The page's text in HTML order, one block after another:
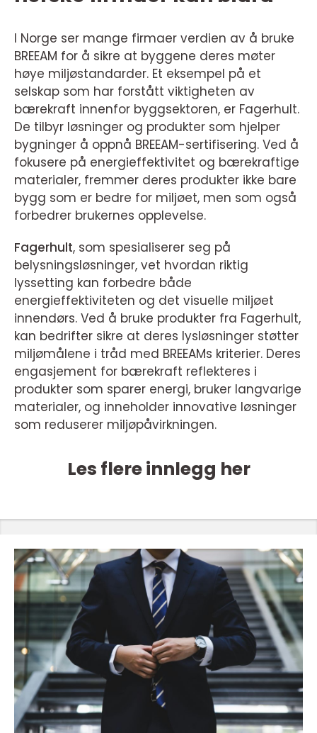
I Norge ser mange firmaer verdien av å bruke
BREEAM for å sikre at byggene deres møter
høye miljøstandarder. Et eksempel på et
selskap som har forstått viktigheten av
bærekraft innenfor byggsektoren, er Fagerhult.
De tilbyr løsninger og produkter som hjelper
bygninger å oppnå BREEAM-sertifisering. Ved å
fokusere på energieffektivitet og bærekraftige
materialer, fremmer deres produkter ikke bare
bygg som er bedre for miljøet, men som også
forbedrer brukernes opplevelse.
Fagerhult, som spesialiserer seg på
belysningsløsninger, vet hvordan riktig
lyssetting kan forbedre både
energieffektiviteten og det visuelle miljøet
innendørs. Ved å bruke produkter fra Fagerhult,
kan bedrifter sikre at deres lysløsninger støtter
miljømålene i tråd med BREEAMs kriterier. Deres
engasjement for bærekraft reflekteres i
produkter som sparer energi, bruker langvarige
materialer, og inneholder innovative løsninger
som reduserer miljøpåvirkningen.
Les flere innlegg her